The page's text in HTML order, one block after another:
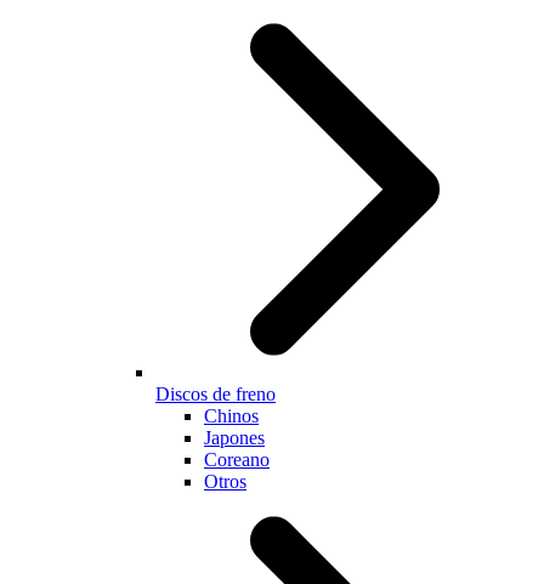
Discos de freno
Chinos
Japones
Coreano
Otros